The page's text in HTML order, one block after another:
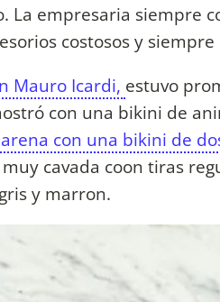
La empresaria siempre
costosos y
Mauro Icardi, estuvo
con una bikini de
con una bikini de
cavada coon tiras
y marron.